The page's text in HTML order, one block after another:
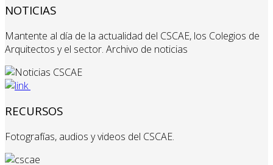
NOTICIAS
Mantente al día de la actualidad del CSCAE, los Colegios de
Arquitectos y el sector. Archivo de noticias
RECURSOS
Fotografías, audios y videos del CSCAE.